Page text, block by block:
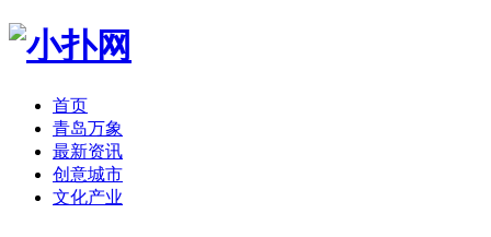
首页
青岛万象
最新资讯
创意城市
文化产业